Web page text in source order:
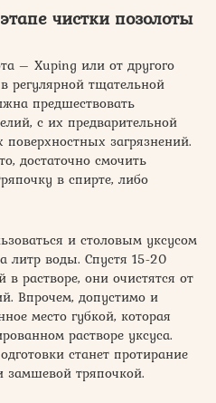
чистки позолоты
– Xuping или от другого
регулярной тщательной
предшествовать
с их предварительной
загрязнений.
достаточно смочить
в спирте, либо
и столовым уксусом
литр воды. Спустя 15-20
растворе, они очистятся от
Впрочем, допустимо и
место губкой, которая
растворе уксуса.
станет протирание
замшевой тряпочкой.